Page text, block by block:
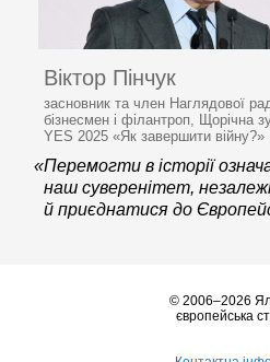
Віктор Пінчук
засновник та член Наглядової
бізнесмен і філантроп, Щорічна
YES 2025 «Як завершити війну?»
«Перемогти в історії
наш суверенітет,
й приєднатися до
© 2006–2026
європейська